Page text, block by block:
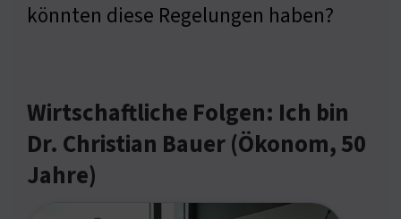
könnten diese Regelungen haben?
Wirtschaftliche Folgen: Ich bin
Dr. Christian Bauer (Ökonom, 50
Jahre)